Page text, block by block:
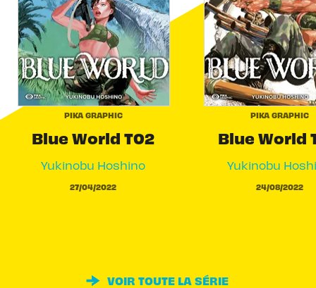
PIKA GRAPHIC
Blue World T02
Yukinobu Hoshino
27/04/2022
PIKA GRAPHIC
Blue World
Yukinobu
24/08/2022
VOIR TOUTE LA SÉRIE